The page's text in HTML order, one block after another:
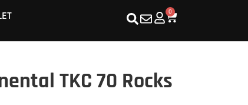
0
TKC 70 Rocks